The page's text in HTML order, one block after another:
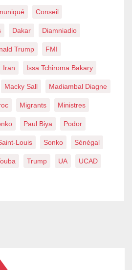
Conseil
Dakar Diamniadio
Trump FMI
Iran Issa Tchiroma Bakary
Macky Sall Madiambal Diagne
Migrants Ministres
Paul Biya Podor
Louis Sonko Sénégal
Trump UA UCAD